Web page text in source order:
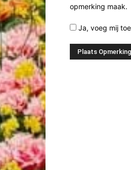
opmerking maak.
Ja, voeg mij